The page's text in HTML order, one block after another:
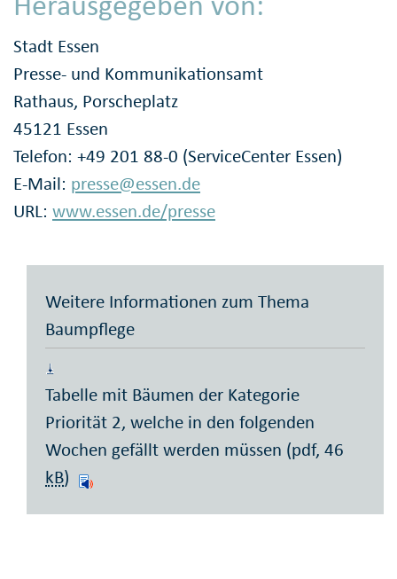
Stadt Essen
Presse- und Kommunikationsamt
Rathaus, Porscheplatz
45121 Essen
Telefon: +49 201 88-0 (ServiceCenter Essen)
E-Mail: presse@essen.de
URL: www.essen.de/presse
Weitere Informationen zum Thema
Baumpflege
Tabelle mit Bäumen der Kategorie
Priorität 2, welche in den folgenden
Wochen gefällt werden müssen (pdf, 46
kB)